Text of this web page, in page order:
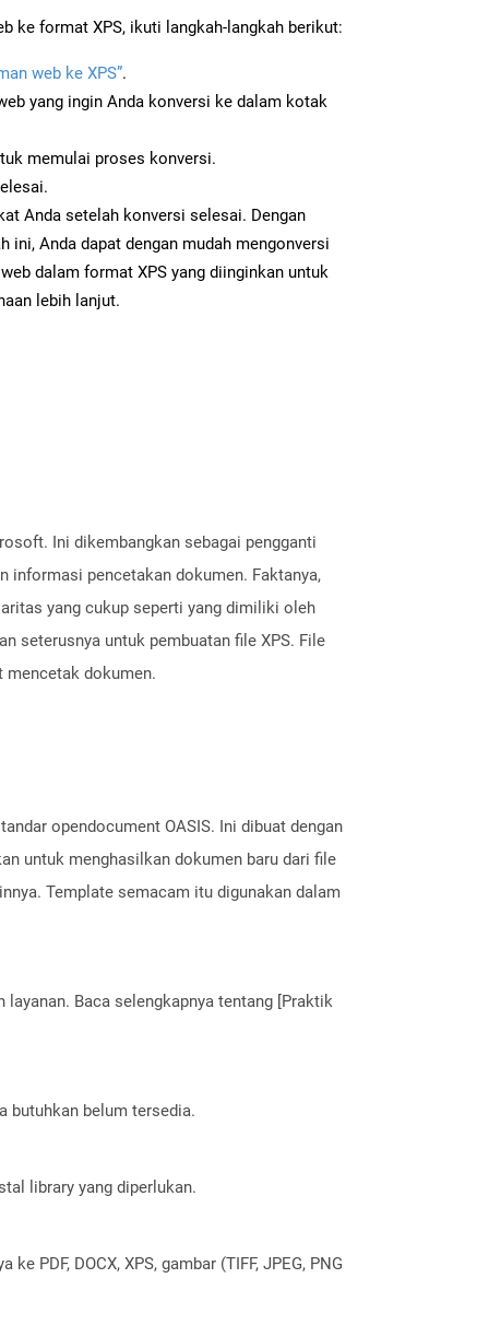
ke format XPS, ikuti langkah-langkah berikut:
web ke XPS”.
yang ingin Anda konversi ke dalam kotak
memulai proses konversi.
Anda setelah konversi selesai. Dengan
ini, Anda dapat dengan mudah mengonversi
dalam format XPS yang diinginkan untuk
lebih lanjut.
Ini dikembangkan sebagai pengganti
informasi pencetakan dokumen. Faktanya,
yang cukup seperti yang dimiliki oleh
seterusnya untuk pembuatan file XPS. File
mencetak dokumen.
opendocument OASIS. Ini dibuat dengan
untuk menghasilkan dokumen baru dari file
Template semacam itu digunakan dalam
Baca selengkapnya tentang [Praktik
butuhkan belum tersedia.
library yang diperlukan.
PDF, DOCX, XPS, gambar (TIFF, JPEG, PNG